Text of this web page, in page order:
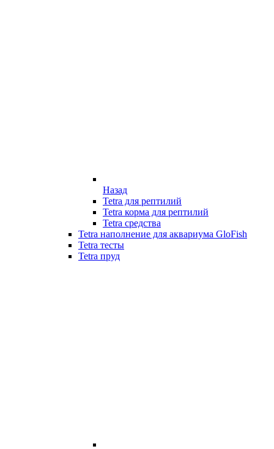
Назад
Tetra для рептилий
Tetra корма для рептилий
Tetra средства
Tetra наполнение для аквариума GloFish
Tetra тесты
Tetra пруд